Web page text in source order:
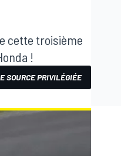
cette troisième
!
SOURCE PRIVILÉGIÉE